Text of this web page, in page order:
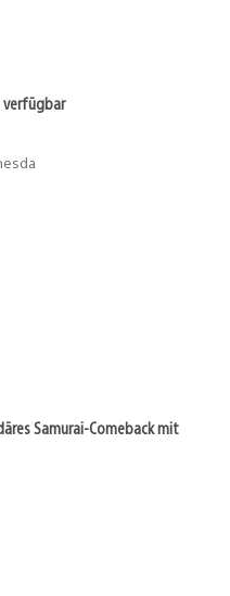
verfügbar
Samurai-Comeback mit